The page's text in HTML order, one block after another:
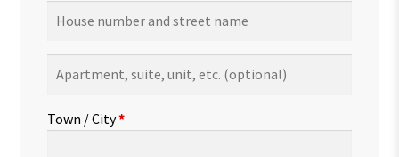
suite,
etc.(optional)
Town / City*